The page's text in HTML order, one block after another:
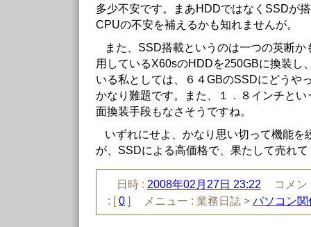
多少不安です。まあHDDではなくSSDが
CPUの不安を補えるかも知れませんが。
また、SSD搭載というのは一つの英断
用しているX60sのHDDを250GBに換装し
いる私としては、６４GBのSSDにどうや
かなり難題です。また、１．８インチと
面換装手段もなさそうですね。
いずれにせよ、かなり思い切って機能を
が、SSDによる高価格で、果たして売れ
日時 : 2008年02月27日 23:22
コメ
: [0 ] メニュー : 業務日誌 > パソコン関